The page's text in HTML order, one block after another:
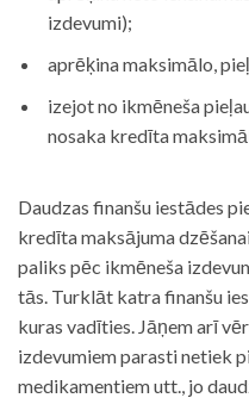
izdevumi);
aprēķina maksimālo,
izejot no ikmēneša
nosaka kredīta
Daudzas finanšu iestādes
kredīta maksājuma
paliks pēc ikmēneša
tās. Turklāt katra finanšu
kuras vadīties. Jāņem arī
izdevumiem parasti netiek
medikamentiem utt., jo